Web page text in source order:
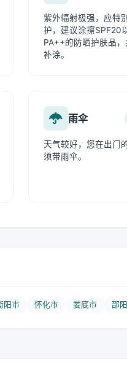
紫外辐射极强，应特
护，建议涂擦SPF20
PA++的防晒护肤品
补涂。
雨伞
天气较好，您在出门
须带雨伞。
阳市 怀化市 娄底市 邵